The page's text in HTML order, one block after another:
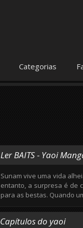
Categorias
Ler BAITS - Yaoi
Sunam vive uma vida
entanto, a surpresa é de
para as bestas. Quando
Capítulos do yaoi